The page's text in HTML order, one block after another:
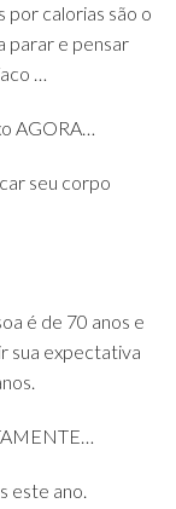
por calorias são o
parar e pensar
…
AGORA…
seu corpo
é de 70 anos e
sua expectativa
este ano.